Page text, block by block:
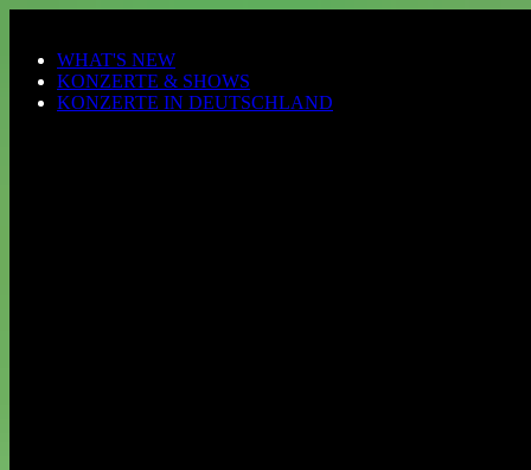
WHAT'S NEW
KONZERTE & SHOWS
KONZERTE IN DEUTSCHLAND